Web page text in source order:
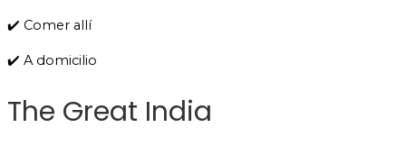
✔️ Comer allí
✔️ A domicilio
The Great India